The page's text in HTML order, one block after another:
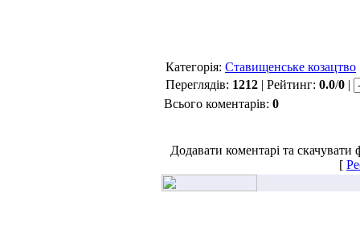
Категорія: Ставищенське козацтво
Переглядів: 1212 | Рейтинг: 0.0/0 |
Всього коментарів: 0
Додавати коментарі та
[